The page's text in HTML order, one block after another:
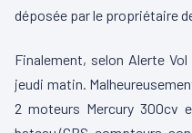
déposée par le propriétaire
Finalement, selon Alerte
jeudi matin.
2 moteurs Mercury 300cv